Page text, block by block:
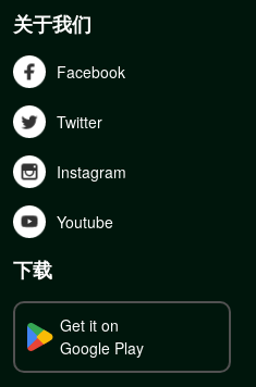
关于我们
Facebook
Twitter
Instagram
Youtube
下载
Get it on
Google Play